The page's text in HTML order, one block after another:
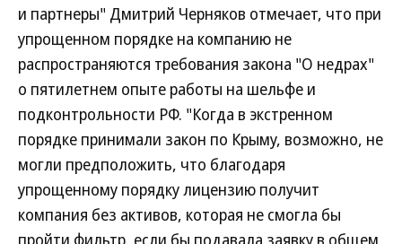
и партнеры" Дмитрий Черняков отмечает, что при
упрощенном порядке на компанию не
распространяются требования закона "О недрах"
о пятилетнем опыте работы на шельфе и
подконтрольности РФ. "Когда в экстренном
порядке принимали закон по Крыму, возможно, не
могли предположить, что благодаря
упрощенному порядку лицензию получит
компания без активов, которая не смогла бы
пройти фильтр, если бы подавала заявку в общем